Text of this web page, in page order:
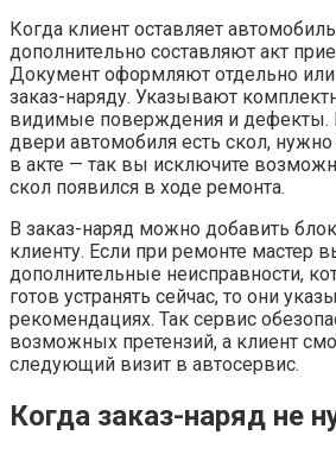
Когда клиент оставляет
дополнительно составляют акт
Документ оформляют отдельно
заказ-наряду. Указывают
видимые поверждения и дефекты.
двери автомобиля есть скол,
в акте — так вы исключите
скол появился в ходе ремонта.
В заказ-наряд можно добавить
клиенту. Если при ремонте мастер
дополнительные неисправности,
готов устранять сейчас, то они
рекомендациях. Так сервис
возможных претензий, а клиент
следующий визит в автосервис.
Когда заказ-наряд не